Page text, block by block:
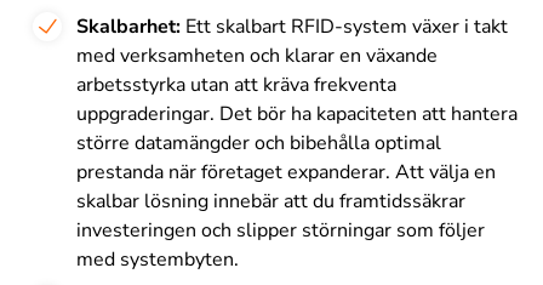
Skalbarhet: Ett skalbart RFID-system växer i takt
med verksamheten och klarar en växande
arbetsstyrka utan att kräva frekventa
uppgraderingar. Det bör ha kapaciteten att hantera
större datamängder och bibehålla optimal
prestanda när företaget expanderar. Att välja en
skalbar lösning innebär att du framtidssäkrar
investeringen och slipper störningar som följer
med systembyten.